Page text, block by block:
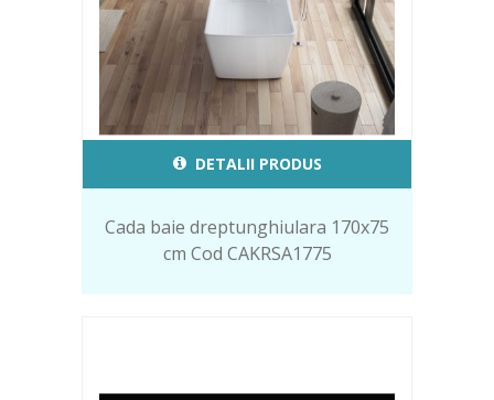
DETALII PRODUS
Cada baie dreptunghiulara 170x75
cm Cod CAKRSA1775